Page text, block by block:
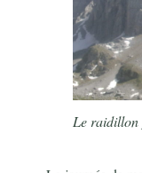
Le raidillon